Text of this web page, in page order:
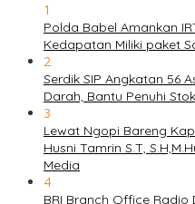
1
Polda Babel Amankan
Kedapatan Miliki paket
2
Serdik SIP Angkatan 56
Darah, Bantu Penuhi
3
Lewat Ngopi Bareng
Husni Tamrin S.T,
Media
4
BRI Branch Office